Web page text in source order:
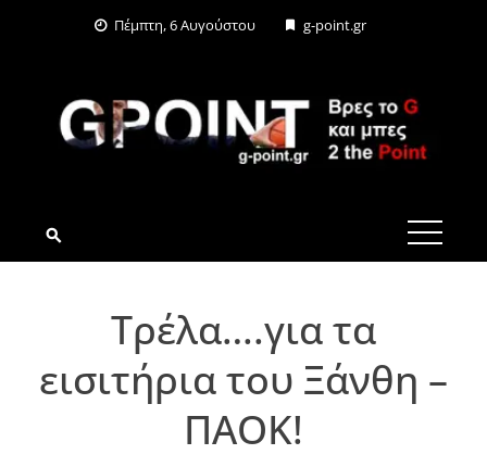
Πέμπτη, 6 Αυγούστου g-point.gr
G-POINT.GR
Τρέλα….για τα
εισιτήρια του Ξάνθη –
ΠΑΟΚ!